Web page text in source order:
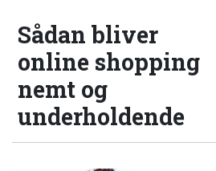
Sådan bliver
online shopping
nemt og
underholdende